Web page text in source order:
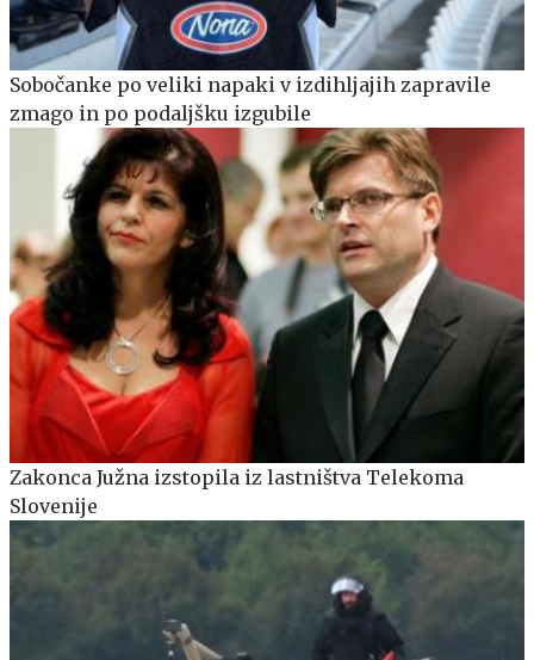
Sobočanke po veliki napaki v izdihljajih zapravile
zmago in po podaljšku izgubile
Zakonca Južna izstopila iz lastništva Telekoma
Slovenije